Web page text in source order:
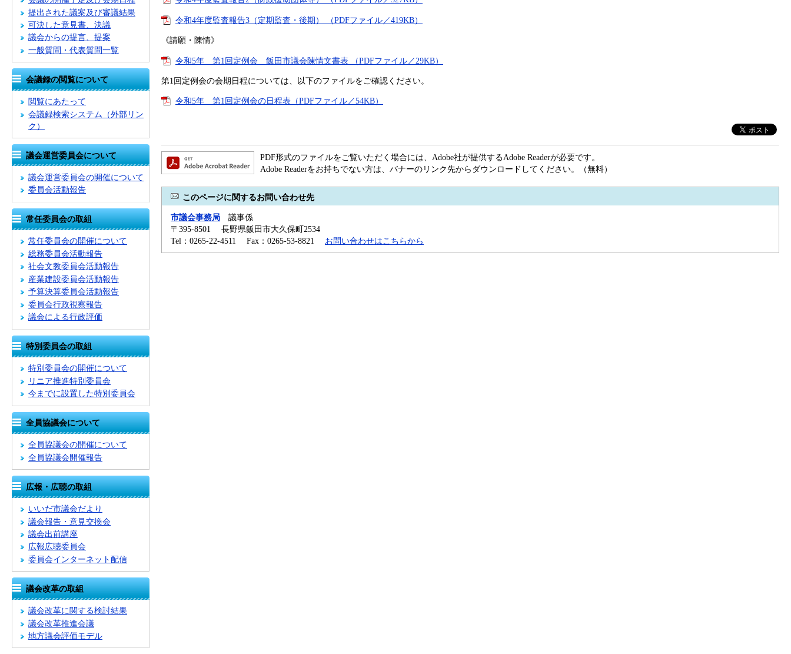
提出された議案及び審議結果
可決した意見書、決議
議会からの提言、提案
一般質問・代表質問一覧
会議録の閲覧について
閲覧にあたって
会議録検索システム （外部リン
ク）
議会運営委員会について
議会運営委員会の開催について
委員会活動報告
常任委員会の取組
常任委員会の開催について
総務委員会活動報告
社会文教委員会活動報告
産業建設委員会活動報告
予算決算委員会活動報告
委員会行政視察報告
議会による行政評価
特別委員会の取組
特別委員会の開催について
リニア推進特別委員会
今までに設置した特別委員会
全員協議会について
全員協議会の開催について
全員協議会開催報告
広報・広聴の取組
いいだ市議会だより
議会報告・意見交換会
議会出前講座
広報広聴委員会
委員会インターネット配信
議会改革の取組
議会改革に関する検討結果
議会改革推進会議
地方議会評価モデル
令和4年度監査報告3（定期監査・後期） （PDFファイル／419KB）
《請願・陳情》
令和5年 第1回定例会 飯田市議会陳情文書表 （PDFファイル／29KB）
第1回定例会の会期日程については、以下のファイルをご確認ください。
令和5年 第1回定例会の日程表（PDFファイル／54KB）
PDF形式のファイルをご覧いただく場合には、Adobe社が提供するAdobe Readerが必要です。
Adobe Readerをお持ちでない方は、バナーのリンク先からダウンロードしてください。（無料）
このページに関するお問い合わせ先
市議会事務局 議事係
〒395-8501 長野県飯田市大久保町2534
Tel：0265-22-4511 Fax：0265-53-8821 お問い合わせはこちらから